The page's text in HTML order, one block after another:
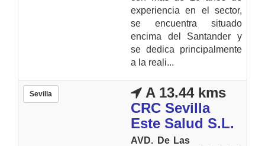
experiencia en el sector,
se encuentra situado
encima del Santander y
se dedica principalmente
a la reali...
Sevilla
A 13.44 kms
CRC Sevilla
Este Salud S.L.
AVD. De Las